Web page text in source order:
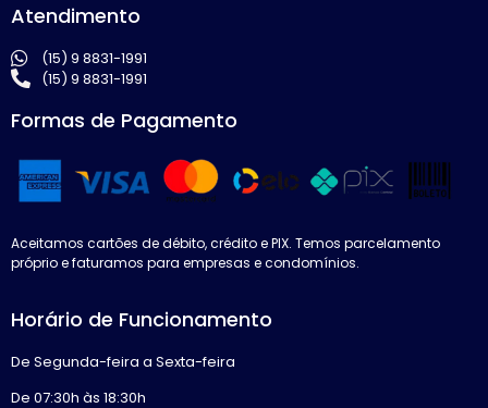
Atendimento
(15) 9 8831-1991
(15) 9 8831-1991
Formas de Pagamento
Aceitamos cartões de débito, crédito e PIX. Temos parcelamento
próprio e faturamos para empresas e condomínios.
Horário de Funcionamento
De Segunda-feira a Sexta-feira
De 07:30h às 18:30h